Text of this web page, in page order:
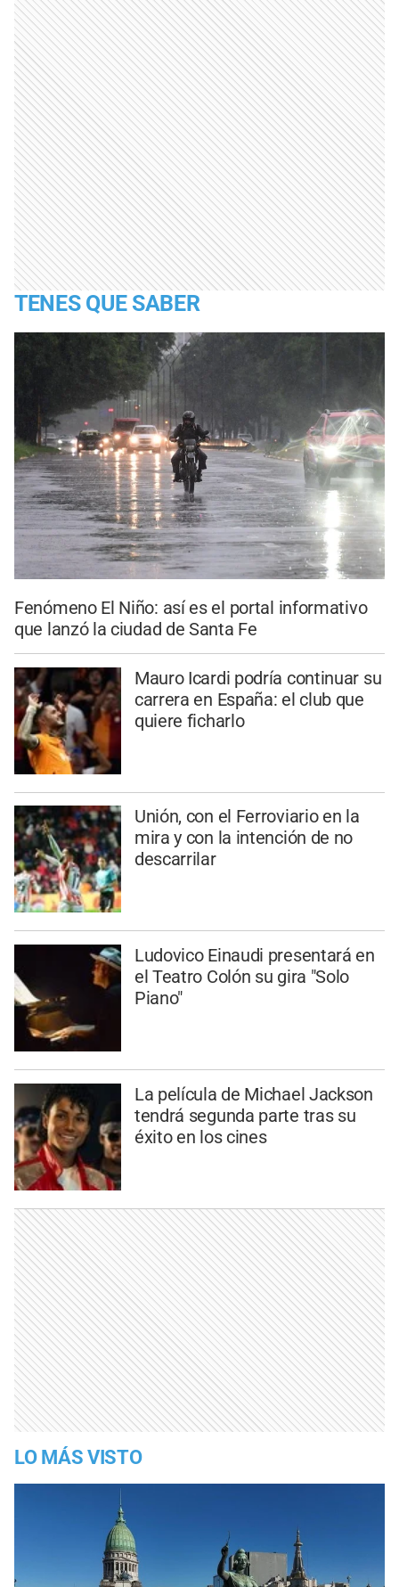
TENES QUE SABER
Fenómeno El Niño: así es el portal informativo
que lanzó la ciudad de Santa Fe
Mauro Icardi podría continuar su
carrera en España: el club que
quiere ficharlo
Unión, con el Ferroviario en la
mira y con la intención de no
descarrilar
Ludovico Einaudi presentará en
el Teatro Colón su gira "Solo
Piano"
La película de Michael Jackson
tendrá segunda parte tras su
éxito en los cines
LO MÁS VISTO